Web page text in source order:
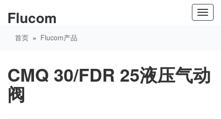
Flucom
首页 » Flucom产品
CMQ 30/FDR 25液压气动
阀